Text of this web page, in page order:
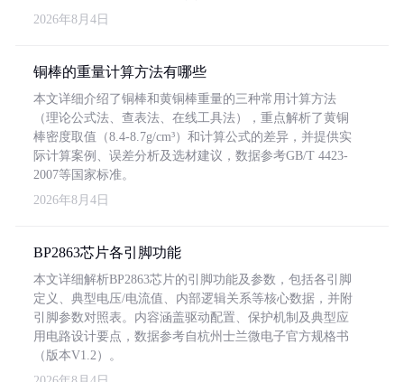
2026年8月4日
铜棒的重量计算方法有哪些
本文详细介绍了铜棒和黄铜棒重量的三种常用计算方法
（理论公式法、查表法、在线工具法），重点解析了黄铜
棒密度取值（8.4-8.7g/cm³）和计算公式的差异，并提供实
际计算案例、误差分析及选材建议，数据参考GB/T 4423-
2007等国家标准。
2026年8月4日
BP2863芯片各引脚功能
本文详细解析BP2863芯片的引脚功能及参数，包括各引脚
定义、典型电压/电流值、内部逻辑关系等核心数据，并附
引脚参数对照表。内容涵盖驱动配置、保护机制及典型应
用电路设计要点，数据参考自杭州士兰微电子官方规格书
（版本V1.2）。